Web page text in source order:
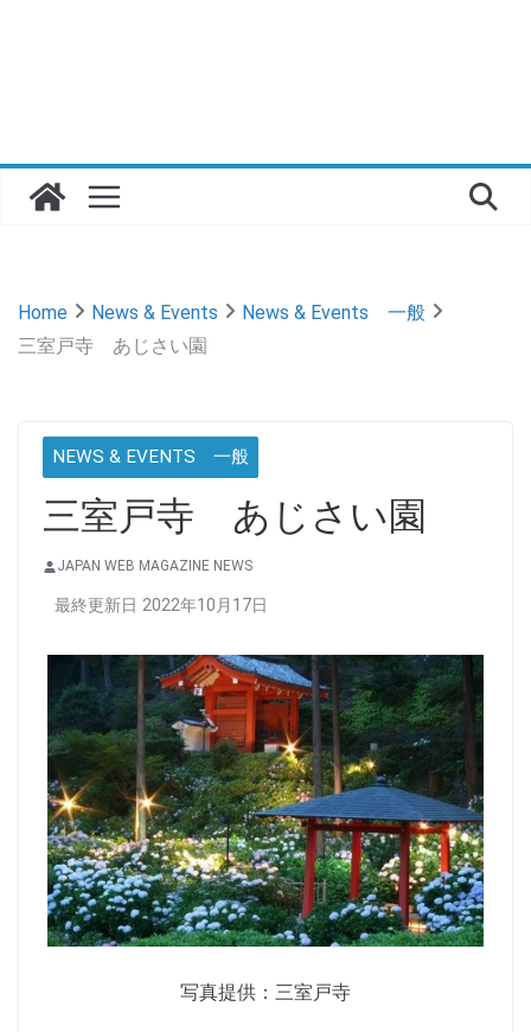
Home News & Events
News & Events 一般
三室戸寺 あじさい園
NEWS & EVENTS 一般
三室戸寺 あじさい園
JAPAN WEB MAGAZINE NEWS
最終更新日 2022年10月17日
写真提供：三室戸寺